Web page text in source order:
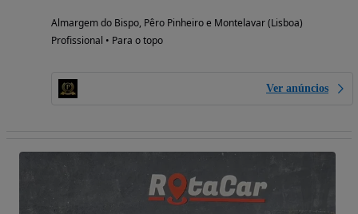
Almargem do Bispo, Pêro Pinheiro e Montelavar (Lisboa)
Profissional • Para o topo
Ver anúncios